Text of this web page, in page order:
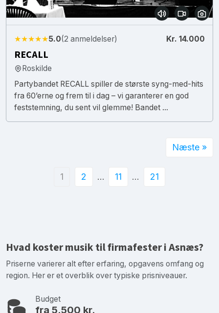
★★★★★5.0(2 anmeldelser) Kr. 14.000
RECALL
Roskilde
Partybandet RECALL spiller de største syng-med-hits
fra 60’erne og frem til i dag – vi garanterer en god
feststemning, du sent vil glemme! Bandet ...
1 2 … 11 … 21
Næste »
Hvad koster musik til firmafester i Asnæs?
Priserne varierer alt efter erfaring, opgavens omfang og
region. Her er et overblik over typiske prisniveauer.
Budget
fra 5.500 kr.